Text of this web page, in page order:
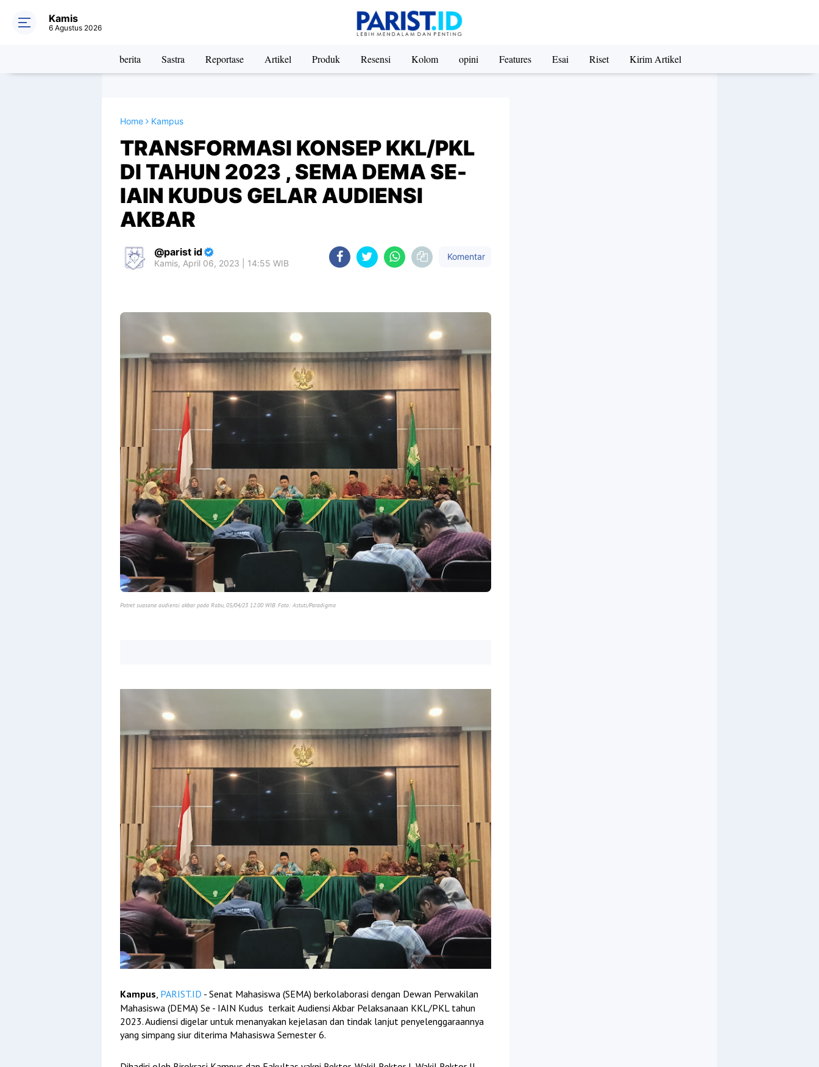
Kamis
6 Agustus 2026
berita Sastra Reportase Artikel Produk Resensi Kolom opini Features Esai Riset Kirim Artikel
Home Kampus
TRANSFORMASI KONSEP KKL/PKL
DI TAHUN 2023 , SEMA DEMA SE-
IAIN KUDUS GELAR AUDIENSI
AKBAR
parist id
Kamis, April 06, 2023 | 14:55 WIB
Komentar
Potret suasana audiensi akbar pada Rabu, 05/04/23 12.00 WIB. Foto: Astuti/Paradigma
Kampus PARIST.ID - Senat Mahasiswa (SEMA) berkolaborasi dengan Dewan Perwakilan
Mahasiswa (DEMA) Se - IAIN Kudus terkait Audiensi Akbar Pelaksanaan KKL/PKL tahun
2023. Audiensi digelar untuk menanyakan kejelasan dan tindak lanjut penyelenggaraannya
yang simpang siur diterima Mahasiswa Semester 6.